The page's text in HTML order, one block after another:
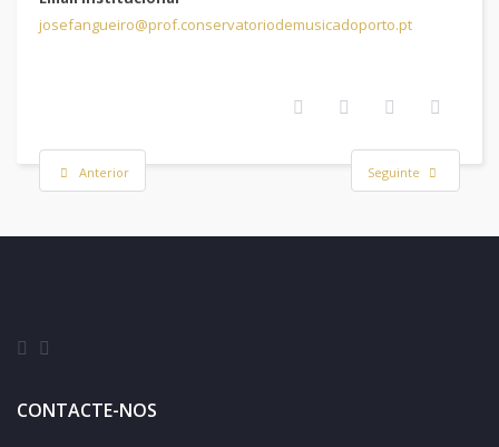
josefangueiro@prof.conservatoriodemusicadoporto.pt
Anterior Seguinte
CONTACTE-NOS